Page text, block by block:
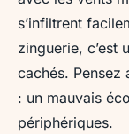
s’infiltrent
zinguerie, c’est
cachés. Pensez
: un mauvais
périphériques.